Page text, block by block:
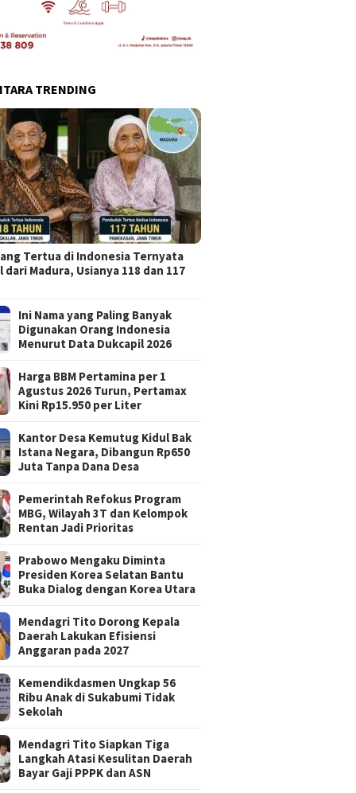
TRENDING
Tertua di Indonesia Ternyata
dari Madura, Usianya 118 dan 117
Ini Nama yang Paling Banyak
Digunakan Orang Indonesia
Menurut Data Dukcapil 2026
Harga BBM Pertamina per 1
Agustus 2026 Turun, Pertamax
Kini Rp15.950 per Liter
Kantor Desa Kemutug Kidul Bak
Istana Negara, Dibangun Rp650
Juta Tanpa Dana Desa
Pemerintah Refokus Program
MBG, Wilayah 3T dan Kelompok
Rentan Jadi Prioritas
Prabowo Mengaku Diminta
Presiden Korea Selatan Bantu
Buka Dialog dengan Korea Utara
Mendagri Tito Dorong Kepala
Daerah Lakukan Efisiensi
Anggaran pada 2027
Kemendikdasmen Ungkap 56
Ribu Anak di Sukabumi Tidak
Sekolah
Mendagri Tito Siapkan Tiga
Langkah Atasi Kesulitan Daerah
Bayar Gaji PPPK dan ASN